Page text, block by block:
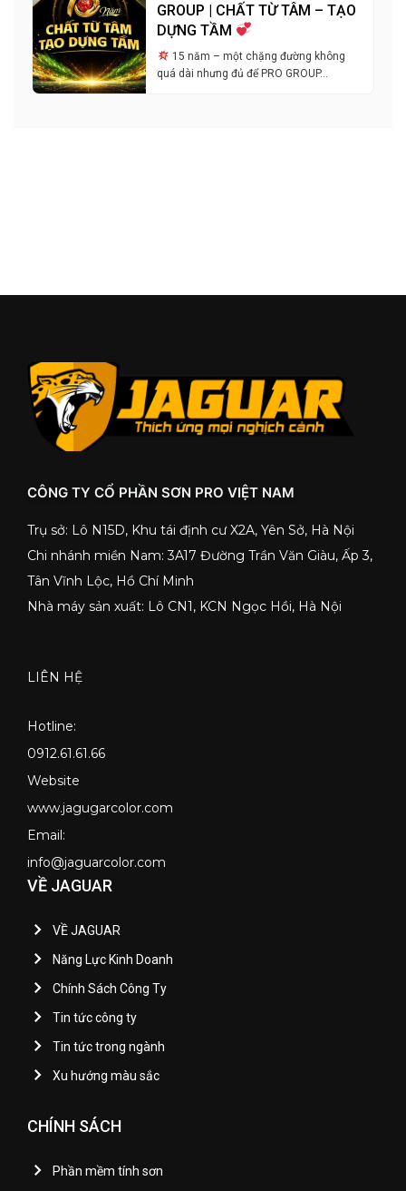
GROUP | CHẤT TỪ TÂM – TẠO
DỰNG TẦM
15 năm – một chặng đường không
quá dài nhưng đủ để PRO GROUP…
CÔNG TY CỔ PHẦN SƠN PRO VIỆT NAM
Trụ sở: Lô N15D, Khu tái định cư X2A, Yên Sở, Hà Nội
Chi nhánh miền Nam: 3A17 Đường Trần Văn Giàu, Ấp 3,
Tân Vĩnh Lộc, Hồ Chí Minh
Nhà máy sản xuất: Lô CN1, KCN Ngọc Hồi, Hà Nội
LIÊN HỆ
Hotline:
0912.61.61.66
Website
www.jagugarcolor.com
Email:
info@jaguarcolor.com
VỀ JAGUAR
VỀ JAGUAR
Năng Lực Kinh Doanh
Chính Sách Công Ty
Tin tức công ty
Tin tức trong ngành
Xu hướng màu sắc
CHÍNH SÁCH
Phần mềm tính sơn